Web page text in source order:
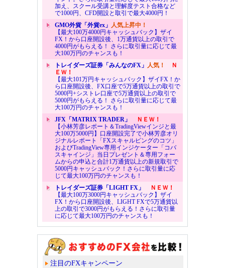
加え、スクール受講と理解度テスト合格など
で1000円、CFD開設と取引で最大4000円！
GMO外貨「外貨ex」 人気上昇中！
【最大100万4000円キャッシュバック】ザイ
FX！から口座開設後、1万通貨以上の取引で
4000円がもらえる！ さらに取引量に応じて最
大100万円のチャンスも！
トレイダーズ証券「みんなのFX」 人気！
Ｎ
ＥＷ！
【最大101万円キャッシュバック】ザイFX！か
ら口座開設後、FX口座で5万通貨以上の取引で
5000円+シストレ口座で5万通貨以上の取引で
5000円がもらえる！ さらに取引量に応じて最
大100万円のチャンスも！
JFX「MATRIX TRADER」
ＮＥＷ！
【小林芳彦レポート＆TradingViewインジと最
大100万5000円】口座開設完了で小林芳彦オリ
ジナルレポート「FXスキャルピングのコツ」
およびTradingView専用インジケーター「コバ
スキャインジ」当日プレゼント＆専用フォー
ムからの申込と合計1万通貨以上の新規取引で
5000円キャッシュバック！さらに取引量に応
じて最大100万円のチャンスも！
トレイダーズ証券「LIGHT FX」
ＮＥＷ！
【最大100万3000円キャッシュバック】ザイ
FX！から口座開設後、LIGHT FXで5万通貨以
上の取引で3000円がもらえる！さらに取引量
に応じて最大100万円のチャンスも！
注目のFXキャンペーン